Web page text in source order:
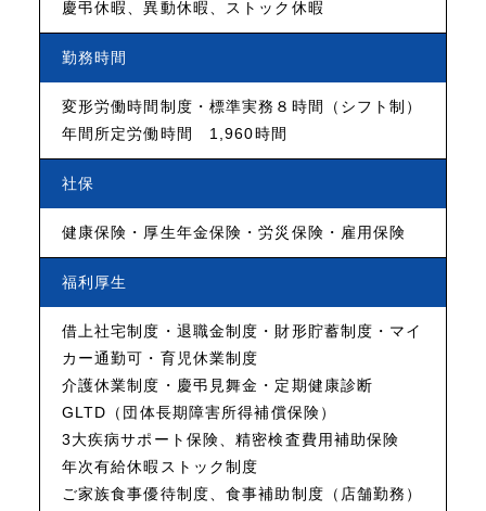
慶弔休暇、異動休暇、ストック休暇
勤務時間
変形労働時間制度・標準実務８時間（シフト制）
年間所定労働時間 1,960時間
社保
健康保険・厚生年金保険・労災保険・雇用保険
福利厚生
借上社宅制度・退職金制度・財形貯蓄制度・マイ
カー通勤可・育児休業制度
介護休業制度・慶弔見舞金・定期健康診断
GLTD（団体長期障害所得補償保険）
3大疾病サポート保険、精密検査費用補助保険
年次有給休暇ストック制度
ご家族食事優待制度、食事補助制度（店舗勤務）